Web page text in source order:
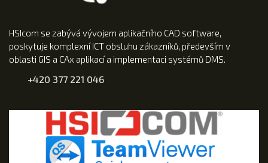
HSIcom se zabývá vývojem aplikačního CAD software,
poskytuje komplexní ICT obsluhu zákazníků, především v
oblasti GIS a CAx aplikací a implementaci systémů DMS.
+420 377 221 046